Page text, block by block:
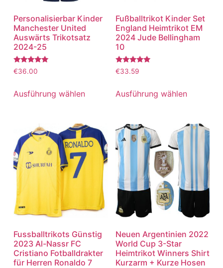
Personalisierbar Kinder
Manchester United
Auswärts Trikotsatz
2024-25
Bewertet
mit
von 5
€36.00
Ausführung wählen
Fußballtrikot Kinder Set
England Heimtrikot EM
2024 Jude Bellingham
10
Bewertet
mit
von 5
€33.59
Ausführung wählen
Fussballtrikots Günstig
2023 Al-Nassr FC
Cristiano Fotballdrakter
für Herren Ronaldo 7
Neuen Argentinien 2022
World Cup 3-Star
Heimtrikot Winners Shirt
Kurzarm + Kurze Hosen